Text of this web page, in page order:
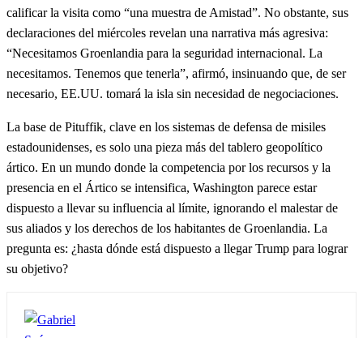
calificar la visita como “una muestra de Amistad”. No obstante, sus
declaraciones del miércoles revelan una narrativa más agresiva:
“Necesitamos Groenlandia para la seguridad internacional. La
necesitamos. Tenemos que tenerla”, afirmó, insinuando que, de ser
necesario, EE.UU. tomará la isla sin necesidad de negociaciones.
La base de Pituffik, clave en los sistemas de defensa de misiles
estadounidenses, es solo una pieza más del tablero geopolítico
ártico. En un mundo donde la competencia por los recursos y la
presencia en el Ártico se intensifica, Washington parece estar
dispuesto a llevar su influencia al límite, ignorando el malestar de
sus aliados y los derechos de los habitantes de Groenlandia. La
pregunta es: ¿hasta dónde está dispuesto a llegar Trump para lograr
su objetivo?